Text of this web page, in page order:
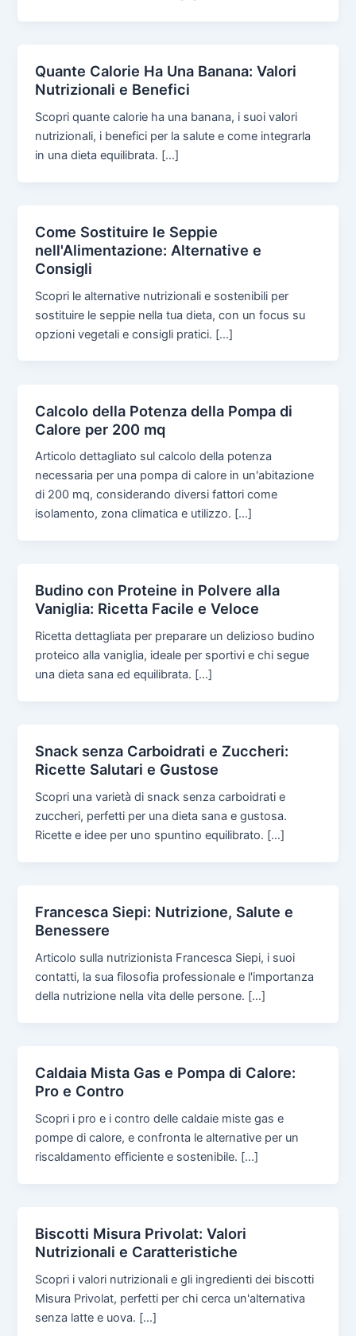
Quante Calorie Ha Una Banana: Valori
Nutrizionali e Benefici
Scopri quante calorie ha una banana, i suoi valori
nutrizionali, i benefici per la salute e come integrarla
in una dieta equilibrata. […]
Come Sostituire le Seppie
nell'Alimentazione: Alternative e
Consigli
Scopri le alternative nutrizionali e sostenibili per
sostituire le seppie nella tua dieta, con un focus su
opzioni vegetali e consigli pratici. […]
Calcolo della Potenza della Pompa di
Calore per 200 mq
Articolo dettagliato sul calcolo della potenza
necessaria per una pompa di calore in un'abitazione
di 200 mq, considerando diversi fattori come
isolamento, zona climatica e utilizzo. […]
Budino con Proteine in Polvere alla
Vaniglia: Ricetta Facile e Veloce
Ricetta dettagliata per preparare un delizioso budino
proteico alla vaniglia, ideale per sportivi e chi segue
una dieta sana ed equilibrata. […]
Snack senza Carboidrati e Zuccheri:
Ricette Salutari e Gustose
Scopri una varietà di snack senza carboidrati e
zuccheri, perfetti per una dieta sana e gustosa.
Ricette e idee per uno spuntino equilibrato. […]
Francesca Siepi: Nutrizione, Salute e
Benessere
Articolo sulla nutrizionista Francesca Siepi, i suoi
contatti, la sua filosofia professionale e l'importanza
della nutrizione nella vita delle persone. […]
Caldaia Mista Gas e Pompa di Calore:
Pro e Contro
Scopri i pro e i contro delle caldaie miste gas e
pompe di calore, e confronta le alternative per un
riscaldamento efficiente e sostenibile. […]
Biscotti Misura Privolat: Valori
Nutrizionali e Caratteristiche
Scopri i valori nutrizionali e gli ingredienti dei biscotti
Misura Privolat, perfetti per chi cerca un'alternativa
senza latte e uova. […]